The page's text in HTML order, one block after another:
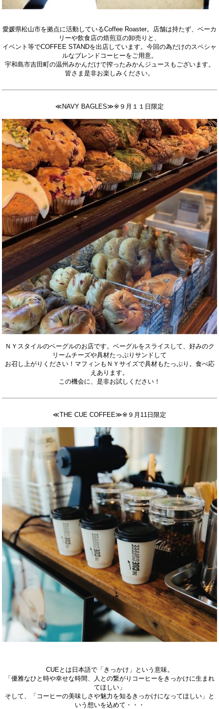
愛媛県松山市を拠点に活動しているCoffee Roaster。店舗は持たず、ベーカ
リーや飲食店の焙煎豆の卸売りと、
イベント等でCOFFEE STANDを出店しています。 今回の為だけのスペシャ
ルなブレンドコーヒーをご用意。
宇和島市吉田町の温州みかんだけで搾ったみかんジュースも ございます。
皆さま是非お楽しみください。
≪NAVY BAGLES≫※９月１１日限定
ＮＹスタイルのベーグルのお店です。ベーグルをスライスして、好みのク
リームチーズや具材たっぷりサンドして
お召し上がりください！マフィンもＮＹサイズで具材もたっぷり。食べ応
えあります。
この機会に、是非お試しください！
≪THE CUE COFFEE≫※９月11日限定
CUEとは日本語で「きっかけ」という意味。
「優雅なひと時や幸せな時間、人との繋がりコーヒーをきっかけに生まれ
てほしい」
そして、「コーヒーの美味しさや魅力を知るきっかけになってほしい」と
いう想いを込めて・・・